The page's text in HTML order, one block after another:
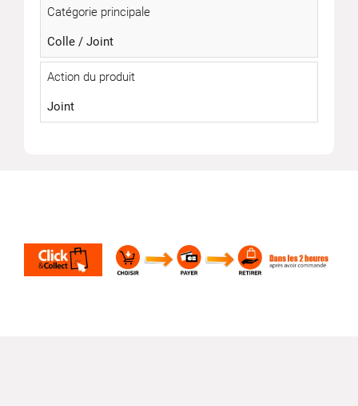
Catégorie principale
Colle / Joint
Action du produit
Joint